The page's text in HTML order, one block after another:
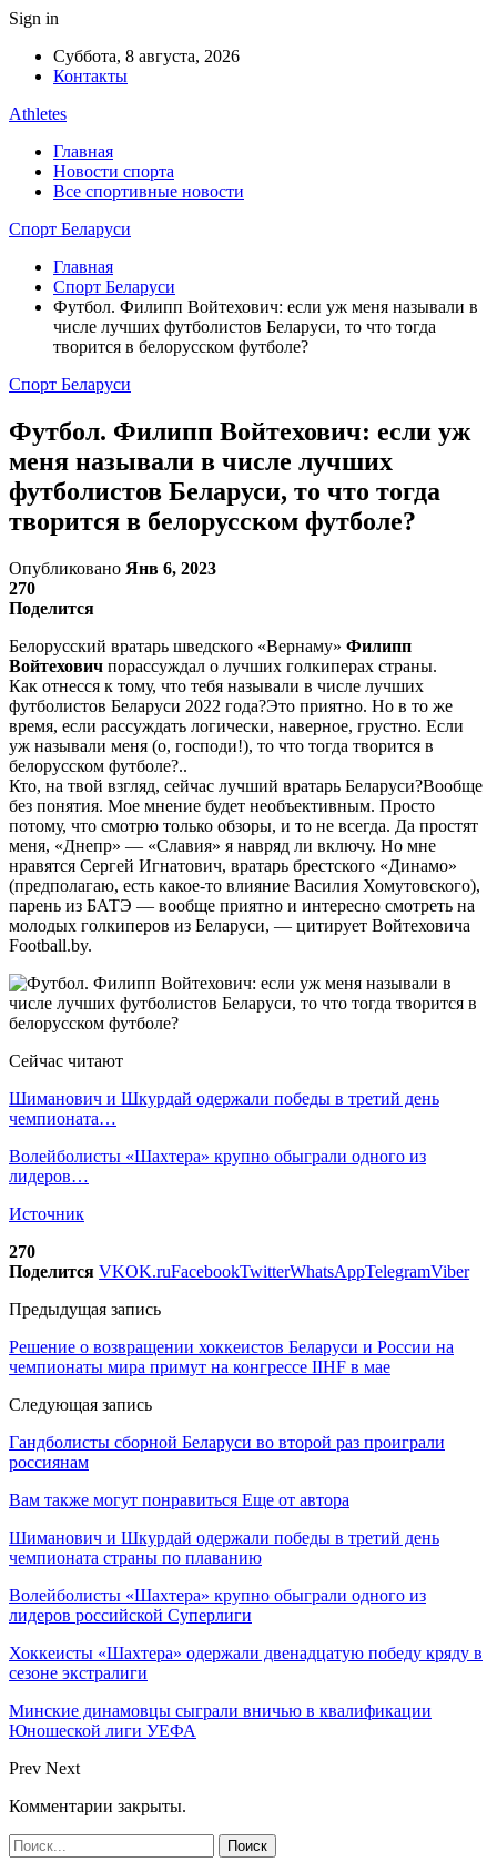
Sign in
Суббота, 8 августа, 2026
Контакты
Athletes
Главная
Новости спорта
Все спортивные новости
Спорт Беларуси
Главная
Спорт Беларуси
Футбол. Филипп Войтехович: если уж меня называли в
числе лучших футболистов Беларуси, то что тогда
творится в белорусском футболе?
Спорт Беларуси
Футбол. Филипп Войтехович: если уж
меня называли в числе лучших
футболистов Беларуси, то что тогда
творится в белорусском футболе?
Опубликовано Янв 6, 2023
270
Поделится
Белорусский вратарь шведского «Вернаму» Филипп
Войтехович порассуждал о лучших голкиперах страны.
Как отнесся к тому, что тебя называли в числе лучших
футболистов Беларуси 2022 года?Это приятно. Но в то же
время, если рассуждать логически, наверное, грустно. Если
уж называли меня (о, господи!), то что тогда творится в
белорусском футболе?..
Кто, на твой взгляд, сейчас лучший вратарь Беларуси?Вообще
без понятия. Мое мнение будет необъективным. Просто
потому, что смотрю только обзоры, и то не всегда. Да простят
меня, «Днепр» — «Славия» я навряд ли включу. Но мне
нравятся Сергей Игнатович, вратарь брестского «Динамо»
(предполагаю, есть какое-то влияние Василия Хомутовского),
парень из БАТЭ — вообще приятно и интересно смотреть на
молодых голкиперов из Беларуси, — цитирует Войтеховича
Football.by.
Сейчас читают
Шиманович и Шкурдай одержали победы в третий день
чемпионата…
Волейболисты «Шахтера» крупно обыграли одного из
лидеров…
Источник
270
Поделится VKOK.ruFacebookTwitterWhatsAppTelegramViber
Предыдущая запись
Решение о возвращении хоккеистов Беларуси и России на
чемпионаты мира примут на конгрессе IIHF в мае
Следующая запись
Гандболисты сборной Беларуси во второй раз проиграли
россиянам
Вам также могут понравиться Еще от автора
Шиманович и Шкурдай одержали победы в третий день
чемпионата страны по плаванию
Волейболисты «Шахтера» крупно обыграли одного из
лидеров российской Суперлиги
Хоккеисты «Шахтера» одержали двенадцатую победу кряду в
сезоне экстралиги
Минские динамовцы сыграли вничью в квалификации
Юношеской лиги УЕФА
Prev Next
Комментарии закрыты.